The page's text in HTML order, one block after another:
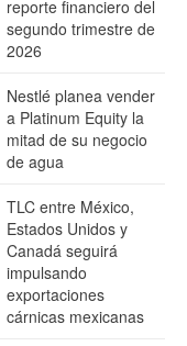
reporte financiero del
segundo trimestre de
2026
Nestlé planea vender
a Platinum Equity la
mitad de su negocio
de agua
TLC entre México,
Estados Unidos y
Canadá seguirá
impulsando
exportaciones
cárnicas mexicanas